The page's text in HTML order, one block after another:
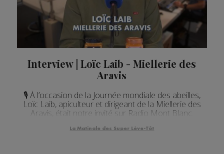
Interview | Loïc Laib - Miellerie des
Aravis
🎙 À l’occasion de la Journée mondiale des abeilles,
Loïc Laib, apiculteur et dirigeant de la Miellerie des
Aravis, était notre invité sur Radio Mont Blanc.
La Matinale des Super Lève-Tôt